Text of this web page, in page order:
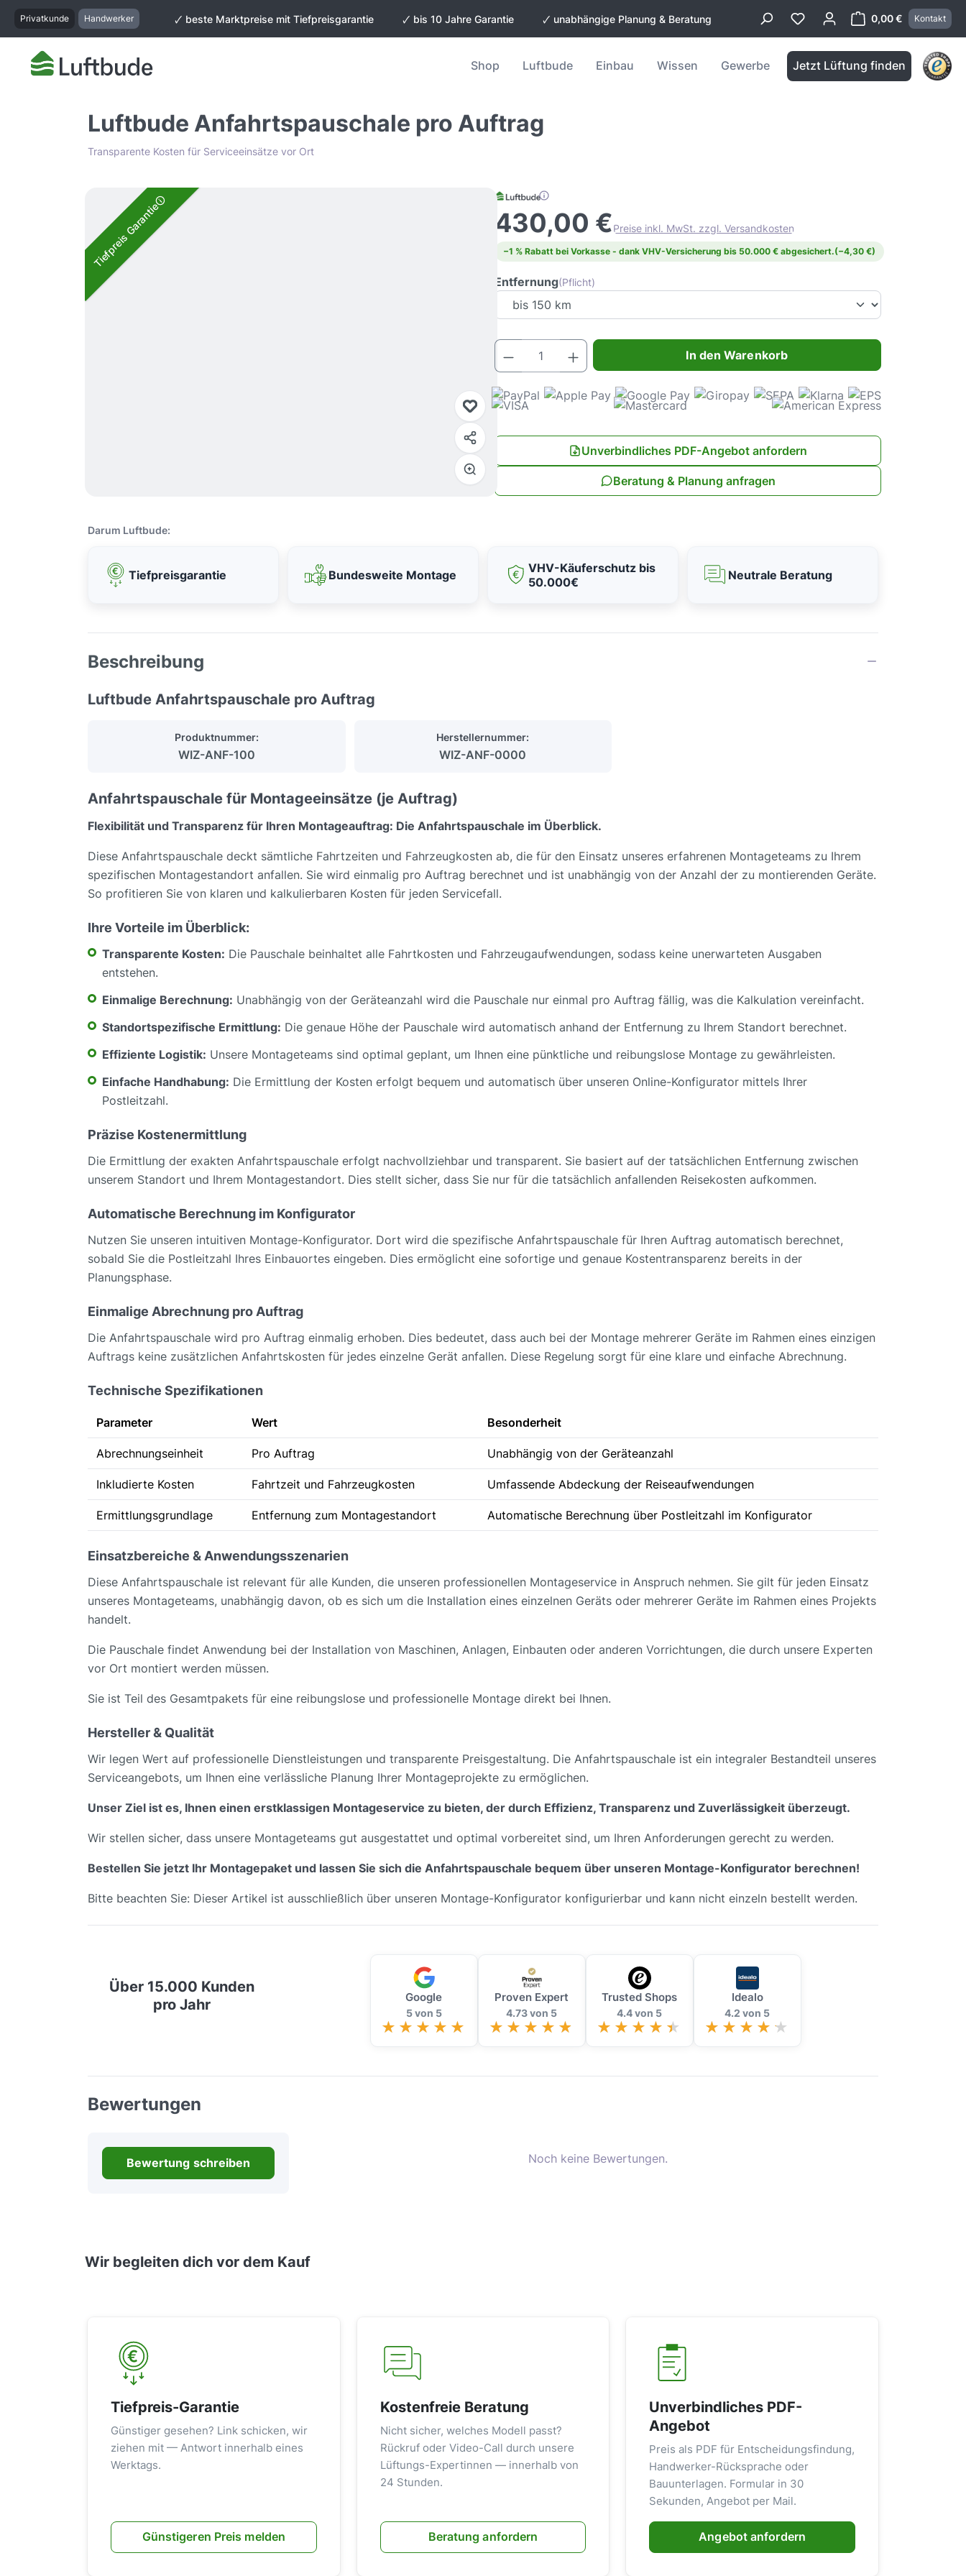
Zur Hauptnavigation springen
Privatkunde Handwerker 🗸 beste Marktpreise mit Tiefpreisgarantie 🗸 bis 10 Jahre Garantie 🗸 unabhängige Planung & Beratung 0,00 €
Warenkorb
Kontakt
Shop Luftbude Einbau Wissen Gewerbe Jetzt Lüftung finden
Luftbude Anfahrtspauschale pro Auftrag
Transparente Kosten für Serviceeinsätze vor Ort
Bildergalerie überspringen
Tiefpreis Garantie 430,00 €Preise inkl. MwSt. zzgl. Versandkosten
−1 % Rabatt bei Vorkasse - dank VHV-Versicherung bis 50.000 € abgesichert.(−4,30 €)
Entfernung(Pflicht)
Produkt Anzahl: Gib den gewünschten Wert ein oder benutze die Schaltflächen
In den Warenkorb
Unverbindliches PDF-Angebot anfordern
Beratung & Planung anfragen
Darum Luftbude:
Tiefpreisgarantie Bundesweite Montage
VHV-Käuferschutz bis
50.000€
Neutrale Beratung
Beschreibung
Luftbude Anfahrtspauschale pro Auftrag
Produktnummer:
WIZ-ANF-100
Herstellernummer:
WIZ-ANF-0000
Anfahrtspauschale für Montageeinsätze (je Auftrag)
Flexibilität und Transparenz für Ihren Montageauftrag: Die Anfahrtspauschale im Überblick.
Diese Anfahrtspauschale deckt sämtliche Fahrtzeiten und Fahrzeugkosten ab, die für den Einsatz unseres erfahrenen Montageteams zu Ihrem
spezifischen Montagestandort anfallen. Sie wird einmalig pro Auftrag berechnet und ist unabhängig von der Anzahl der zu montierenden Geräte.
So profitieren Sie von klaren und kalkulierbaren Kosten für jeden Servicefall.
Ihre Vorteile im Überblick:
Transparente Kosten: Die Pauschale beinhaltet alle Fahrtkosten und Fahrzeugaufwendungen, sodass keine unerwarteten Ausgaben
entstehen.
Einmalige Berechnung: Unabhängig von der Geräteanzahl wird die Pauschale nur einmal pro Auftrag fällig, was die Kalkulation vereinfacht.
Standortspezifische Ermittlung: Die genaue Höhe der Pauschale wird automatisch anhand der Entfernung zu Ihrem Standort berechnet.
Effiziente Logistik: Unsere Montageteams sind optimal geplant, um Ihnen eine pünktliche und reibungslose Montage zu gewährleisten.
Einfache Handhabung: Die Ermittlung der Kosten erfolgt bequem und automatisch über unseren Online-Konfigurator mittels Ihrer
Postleitzahl.
Präzise Kostenermittlung
Die Ermittlung der exakten Anfahrtspauschale erfolgt nachvollziehbar und transparent. Sie basiert auf der tatsächlichen Entfernung zwischen
unserem Standort und Ihrem Montagestandort. Dies stellt sicher, dass Sie nur für die tatsächlich anfallenden Reisekosten aufkommen.
Automatische Berechnung im Konfigurator
Nutzen Sie unseren intuitiven Montage-Konfigurator. Dort wird die spezifische Anfahrtspauschale für Ihren Auftrag automatisch berechnet,
sobald Sie die Postleitzahl Ihres Einbauortes eingeben. Dies ermöglicht eine sofortige und genaue Kostentransparenz bereits in der
Planungsphase.
Einmalige Abrechnung pro Auftrag
Die Anfahrtspauschale wird pro Auftrag einmalig erhoben. Dies bedeutet, dass auch bei der Montage mehrerer Geräte im Rahmen eines einzigen
Auftrags keine zusätzlichen Anfahrtskosten für jedes einzelne Gerät anfallen. Diese Regelung sorgt für eine klare und einfache Abrechnung.
Technische Spezifikationen
Parameter Wert Besonderheit
Abrechnungseinheit Pro Auftrag Unabhängig von der Geräteanzahl
Inkludierte Kosten Fahrtzeit und Fahrzeugkosten Umfassende Abdeckung der Reiseaufwendungen
Ermittlungsgrundlage Entfernung zum Montagestandort Automatische Berechnung über Postleitzahl im Konfigurator
Einsatzbereiche & Anwendungsszenarien
Diese Anfahrtspauschale ist relevant für alle Kunden, die unseren professionellen Montageservice in Anspruch nehmen. Sie gilt für jeden Einsatz
unseres Montageteams, unabhängig davon, ob es sich um die Installation eines einzelnen Geräts oder mehrerer Geräte im Rahmen eines Projekts
handelt.
Die Pauschale findet Anwendung bei der Installation von Maschinen, Anlagen, Einbauten oder anderen Vorrichtungen, die durch unsere Experten
vor Ort montiert werden müssen.
Sie ist Teil des Gesamtpakets für eine reibungslose und professionelle Montage direkt bei Ihnen.
Hersteller & Qualität
Wir legen Wert auf professionelle Dienstleistungen und transparente Preisgestaltung. Die Anfahrtspauschale ist ein integraler Bestandteil unseres
Serviceangebots, um Ihnen eine verlässliche Planung Ihrer Montageprojekte zu ermöglichen.
Unser Ziel ist es, Ihnen einen erstklassigen Montageservice zu bieten, der durch Effizienz, Transparenz und Zuverlässigkeit überzeugt.
Wir stellen sicher, dass unsere Montageteams gut ausgestattet und optimal vorbereitet sind, um Ihren Anforderungen gerecht zu werden.
Bestellen Sie jetzt Ihr Montagepaket und lassen Sie sich die Anfahrtspauschale bequem über unseren Montage-Konfigurator berechnen!
Bitte beachten Sie: Dieser Artikel ist ausschließlich über unseren Montage-Konfigurator konfigurierbar und kann nicht einzeln bestellt werden.
Über 15.000 Kunden
pro Jahr
Google
5 von 5
Proven Expert
4.73 von 5
Trusted Shops
4.4 von 5
Idealo
4.2 von 5
Bewertungen
Bewertung schreiben Noch keine Bewertungen.
Wir begleiten dich vor dem Kauf
Tiefpreis-Garantie
Günstiger gesehen? Link schicken, wir
ziehen mit — Antwort innerhalb eines
Werktags.
Günstigeren Preis melden
Kostenfreie Beratung
Nicht sicher, welches Modell passt?
Rückruf oder Video-Call durch unsere
Lüftungs-Expertinnen — innerhalb von
24 Stunden.
Beratung anfordern
Unverbindliches PDF-
Angebot
Preis als PDF für Entscheidungsfindung,
Handwerker-Rücksprache oder
Bauunterlagen. Formular in 30
Sekunden, Angebot per Mail.
Angebot anfordern